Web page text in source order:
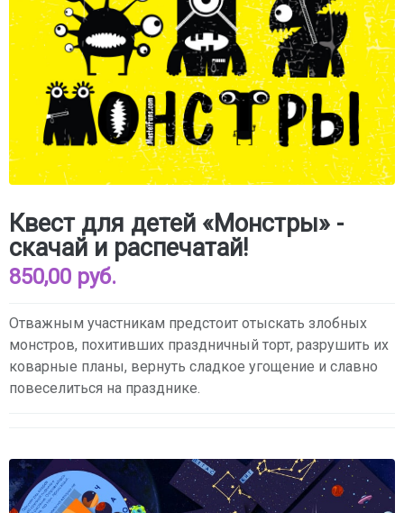
Квест для детей «Монстры» -
скачай и распечатай!
850,00 руб.
Отважным участникам предстоит отыскать злобных
монстров, похитивших праздничный торт, разрушить их
коварные планы, вернуть сладкое угощение и славно
повеселиться на празднике.